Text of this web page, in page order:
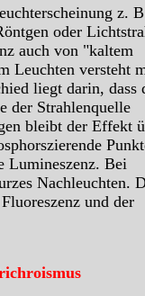
z.
oder
auch von "kaltem
Leuchten versteht
liegt darin, dass
der Strahlenquelle
bleibt der Effekt
Lumineszenz. Bei
Nachleuchten.
und der